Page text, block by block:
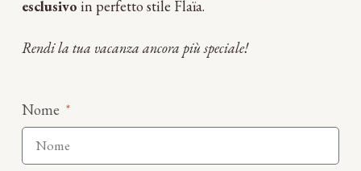
esclusivo in perfetto stile Flaïa.
Rendi la tua vacanza ancora più speciale!
Nome